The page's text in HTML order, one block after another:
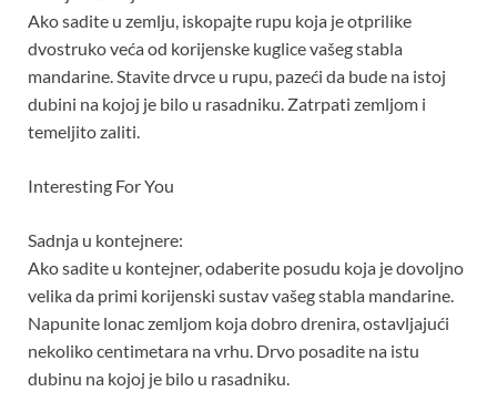
Ako sadite u zemlju, iskopajte rupu koja je otprilike
dvostruko veća od korijenske kuglice vašeg stabla
mandarine. Stavite drvce u rupu, pazeći da bude na istoj
dubini na kojoj je bilo u rasadniku. Zatrpati zemljom i
temeljito zaliti.
Interesting For You
Sadnja u kontejnere:
Ako sadite u kontejner, odaberite posudu koja je dovoljno
velika da primi korijenski sustav vašeg stabla mandarine.
Napunite lonac zemljom koja dobro drenira, ostavljajući
nekoliko centimetara na vrhu. Drvo posadite na istu
dubinu na kojoj je bilo u rasadniku.